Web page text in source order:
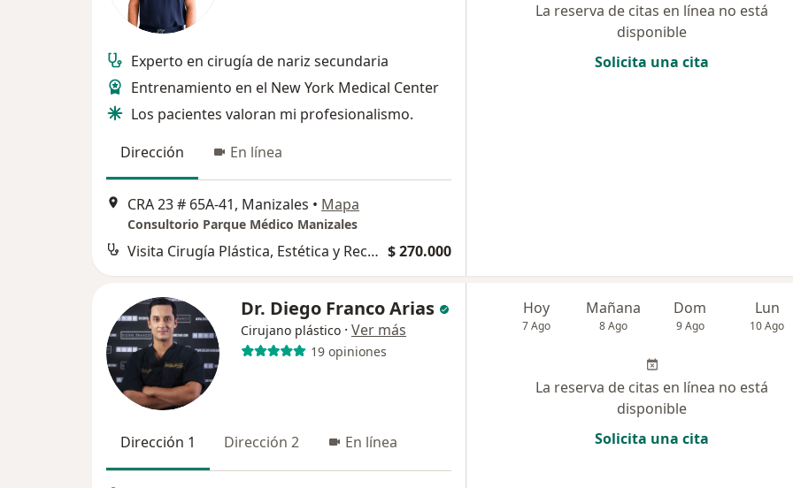
Experto en cirugía de nariz secundaria
Entrenamiento en el New York Medical Center
Los pacientes valoran mi profesionalismo.
Dirección
En línea
CRA 23 # 65A-41, Manizales • Mapa
Consultorio Parque Médico Manizales
Visita Cirugía Plástica, Estética y Reconstructiva $ 270.000
La reserva de citas en línea no está
disponible
Solicita una cita
Dr. Diego Franco Arias
Cirujano plástico · Ver más
19 opiniones
Dirección 1 Dirección 2 En línea
Hoy
7 Ago
Mañana
8 Ago
Dom
9 Ago
Lun
10 Ago
La reserva de citas en línea no está
disponible
Solicita una cita